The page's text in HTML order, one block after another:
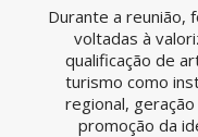
Durante a reunião,
voltadas à
qualificação de
turismo como
regional,
promoção da